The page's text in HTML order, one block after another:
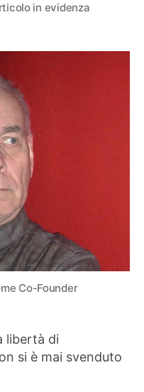
in evidenza
Co-Founder
libertà di
si è mai svenduto